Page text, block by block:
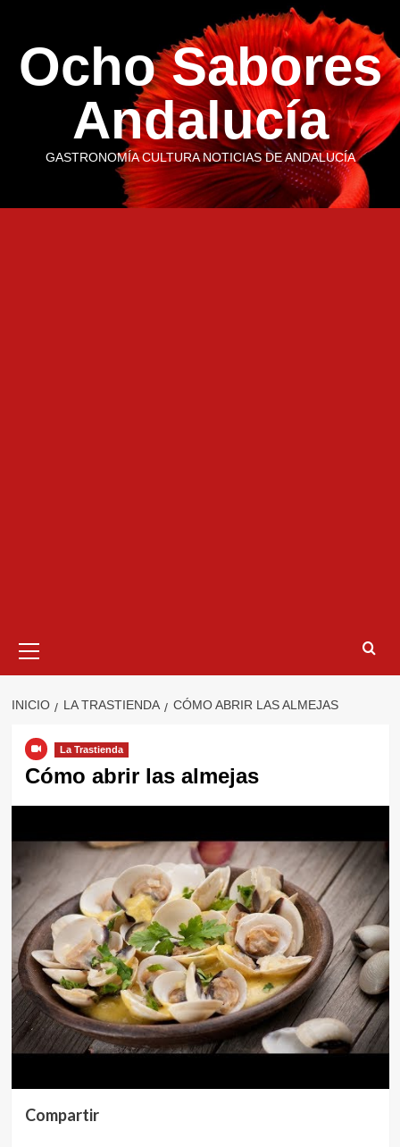
contenido
Ocho Sabores
Andalucía
GASTRONOMÍA CULTURA NOTICIAS DE ANDALUCÍA
primario
INICIO LA TRASTIENDA CÓMO ABRIR LAS ALMEJAS
La Trastienda
Cómo abrir las almejas
Compartir